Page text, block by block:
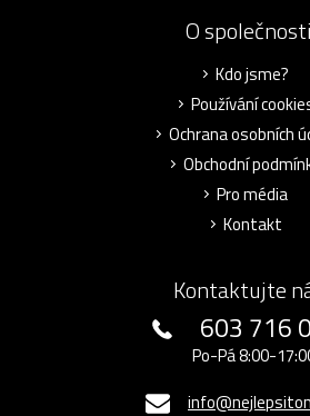
O společnosti
Kdo jsme?
Používání
Ochrana osobních
Obchodní
Pro média
Kontakt
Kontaktujte
603 716
Po-Pá 8:00-